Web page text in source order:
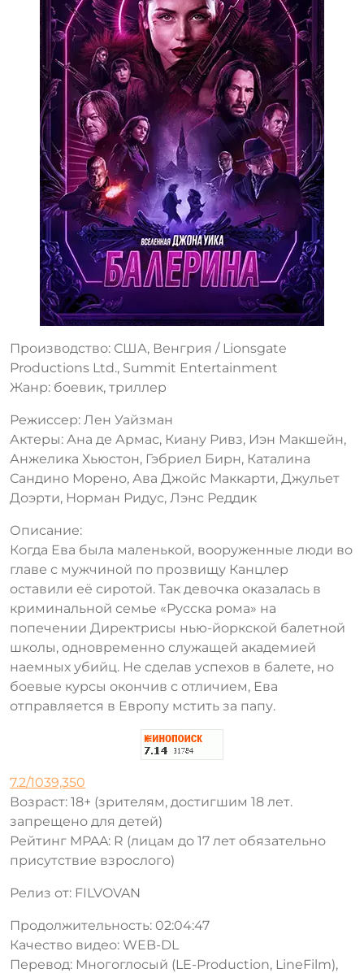
Производство: США, Венгрия / Lionsgate
Productions Ltd., Summit Entertainment
Жанр: боевик, триллер
Режиссер: Лен Уайзман
Актеры: Ана де Армас, Киану Ривз, Иэн Макшейн,
Анжелика Хьюстон, Гэбриел Бирн, Каталина
Сандино Морено, Ава Джойс Маккарти, Джульет
Доэрти, Норман Ридус, Лэнс Реддик
Описание:
Когда Ева была маленькой, вооруженные люди во
главе с мужчиной по прозвищу Канцлер
оставили её сиротой. Так девочка оказалась в
криминальной семье «Русска рома» на
попечении Директрисы нью-йоркской балетной
школы, одновременно служащей академией
наемных убийц. Не сделав успехов в балете, но
боевые курсы окончив с отличием, Ева
отправляется в Европу мстить за папу.
7.2/1039,350
Возраст: 18+ (зрителям, достигшим 18 лет.
запрещено для детей)
Рейтинг MPAA: R (лицам до 17 лет обязательно
присутствие взрослого)
Релиз от: FILVOVAN
Продолжительность: 02:04:47
Качество видео: WEB-DL
Перевод: Многоглосый (LE-Production, LineFilm),